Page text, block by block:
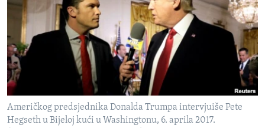
IZBJEGLIČKA STRANA
MAGAZIN
O GLASU AMERIKE
Learning English
PRATITE NAS
Američkog predsjednika Donalda Trumpa intervjuiše Pete
Hegseth u Bijeloj kući u Washingtonu, 6. aprila 2017.